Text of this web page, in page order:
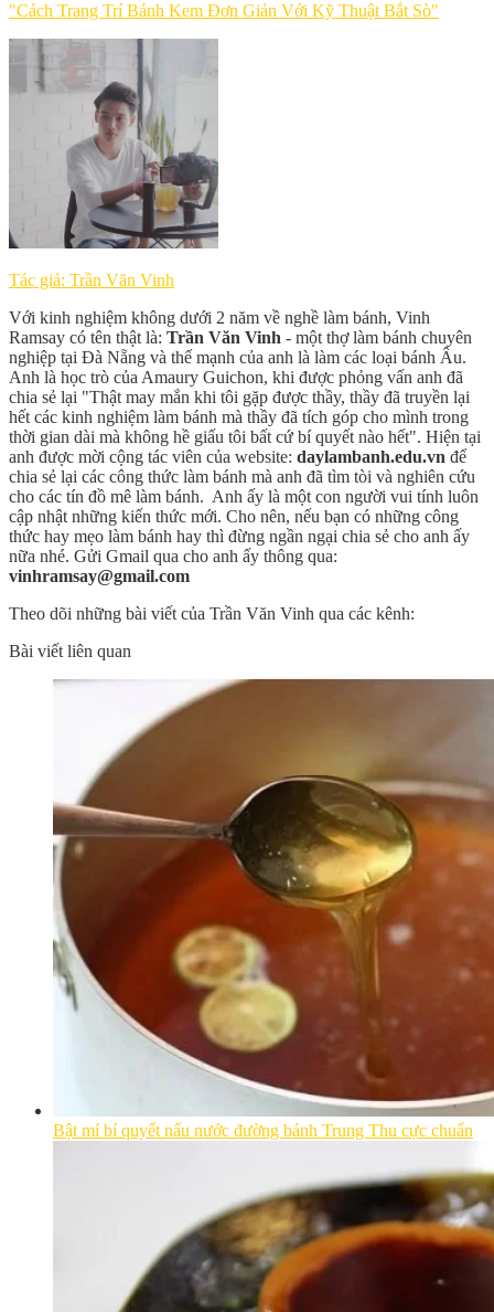
"Cách Trang Trí Bánh Kem Đơn Giản Với Kỹ Thuật Bắt Sò"
Tác giả: Trần Văn Vinh
Với kinh nghiệm không dưới 2 năm về nghề làm bánh, Vinh
Ramsay có tên thật là: Trần Văn Vinh - một thợ làm bánh chuyên
nghiệp tại Đà Nẵng và thế mạnh của anh là làm các loại bánh Âu.
Anh là học trò của Amaury Guichon, khi được phỏng vấn anh đã
chia sẻ lại "Thật may mắn khi tôi gặp được thầy, thầy đã truyền lại
hết các kinh nghiệm làm bánh mà thầy đã tích góp cho mình trong
thời gian dài mà không hề giấu tôi bất cứ bí quyết nào hết". Hiện tại
anh được mời cộng tác viên của website: daylambanh.edu.vn để
chia sẻ lại các công thức làm bánh mà anh đã tìm tòi và nghiên cứu
cho các tín đồ mê làm bánh. Anh ấy là một con người vui tính luôn
cập nhật những kiến thức mới. Cho nên, nếu bạn có những công
thức hay mẹo làm bánh hay thì đừng ngần ngại chia sẻ cho anh ấy
nữa nhé. Gửi Gmail qua cho anh ấy thông qua:
vinhramsay@gmail.com
Theo dõi những bài viết của Trần Văn Vinh qua các kênh:
Bài viết liên quan
Bật mí bí quyết nấu nước đường bánh Trung Thu cực chuẩn